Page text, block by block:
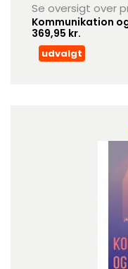
Se oversigt over
Kommunikation
369,95 kr.
udvalgt